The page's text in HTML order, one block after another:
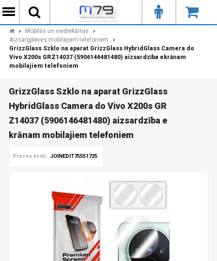
Mobilās un viediekārtas
Aizsargplēves mobilajiem telefoniem
GrizzGlass Szklo na aparat GrizzGlass HybridGlass Camera do
Vivo X200s GRZ14037 (5906146481480) aizsardzība ekrānam
mobilajiem telefoniem
GrizzGlass Szklo na aparat GrizzGlass
HybridGlass Camera do Vivo X200s GR
Z14037 (5906146481480) aizsardzība e
krānam mobilajiem telefoniem
Preces kods: JOINEDIT75551725